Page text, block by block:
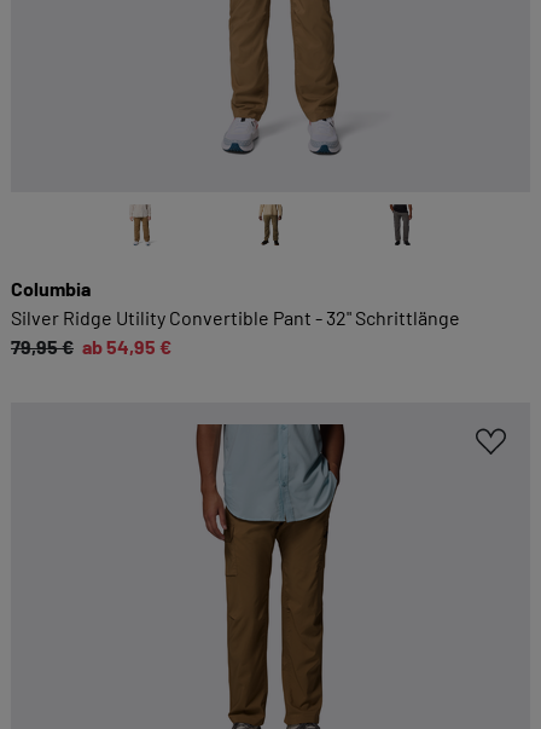
Columbia
Silver Ridge Utility Convertible Pant - 32" Schrittlänge
79,95 € ab 54,95 €